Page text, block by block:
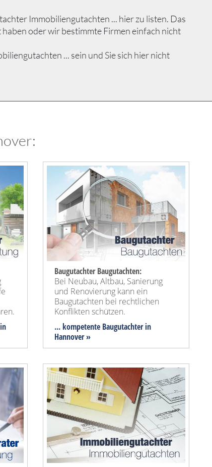
Immobiliengutachten ... hier zu listen. Das
oder wir bestimmte Firmen einfach nicht
... sein und Sie sich hier nicht
Baugutachter Baugutachten:
Bei Neubau, Altbau, Sanierung
und Renovierung kann ein
Baugutachten bei rechtlichen
Konflikten schützen.
... kompetente Baugutachter in
Hannover »